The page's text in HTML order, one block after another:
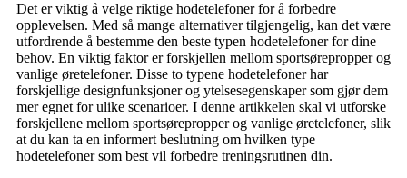
Det er viktig å velge riktige hodetelefoner for å forbedre
opplevelsen. Med så mange alternativer tilgjengelig, kan det være
utfordrende å bestemme den beste typen hodetelefoner for dine
behov. En viktig faktor er forskjellen mellom sportsørepropper og
vanlige øretelefoner. Disse to typene hodetelefoner har
forskjellige designfunksjoner og ytelsesegenskaper som gjør dem
mer egnet for ulike scenarioer. I denne artikkelen skal vi utforske
forskjellene mellom sportsørepropper og vanlige øretelefoner, slik
at du kan ta en informert beslutning om hvilken type
hodetelefoner som best vil forbedre treningsrutinen din.